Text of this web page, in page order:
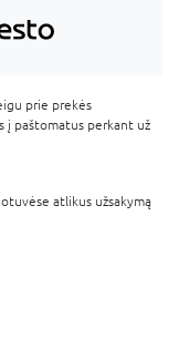
prie prekės
į paštomatus perkant už
atlikus užsakymą